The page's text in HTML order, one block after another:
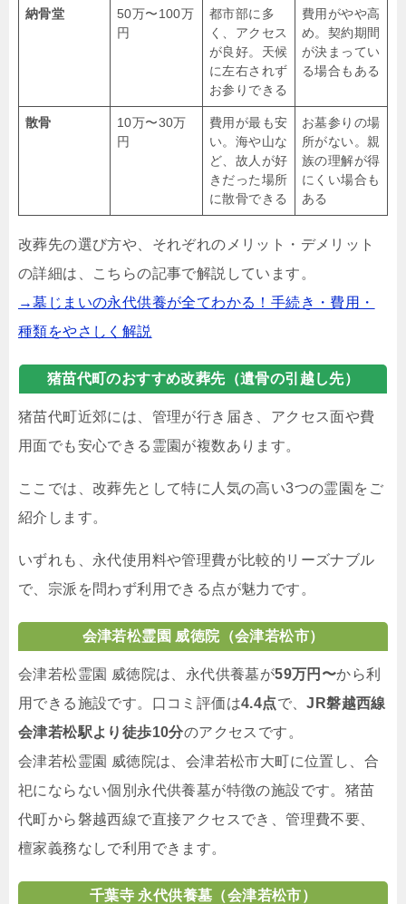
納骨堂
50万〜100万
円
都市部に多
く、アクセス
が良好。天候
に左右されず
お参りできる
費用がやや高
め。契約期間
が決まってい
る場合もある
散骨
10万〜30万
円
費用が最も安
い。海や山な
ど、故人が好
きだった場所
に散骨できる
お墓参りの場
所がない。親
族の理解が得
にくい場合も
ある
改葬先の選び方や、それぞれのメリット・デメリット
の詳細は、こちらの記事で解説しています。
→墓じまいの永代供養が全てわかる！手続き・費用・
種類をやさしく解説
猪苗代町のおすすめ改葬先（遺骨の引越し先）
猪苗代町近郊には、管理が行き届き、アクセス面や費
用面でも安心できる霊園が複数あります。
ここでは、改葬先として特に人気の高い3つの霊園をご
紹介します。
いずれも、永代使用料や管理費が比較的リーズナブル
で、宗派を問わず利用できる点が魅力です。
会津若松霊園 威徳院（会津若松市）
会津若松霊園 威徳院は、永代供養墓が59万円〜から利
用できる施設です。口コミ評価は4.4点で、JR磐越西線
会津若松駅より徒歩10分のアクセスです。
会津若松霊園 威徳院は、会津若松市大町に位置し、合
祀にならない個別永代供養墓が特徴の施設です。猪苗
代町から磐越西線で直接アクセスでき、管理費不要、
檀家義務なしで利用できます。
千葉寺 永代供養墓（会津若松市）